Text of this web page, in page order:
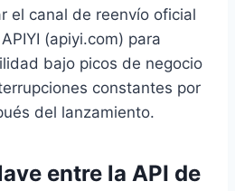
el canal de reenvío oficial
(apiyi.com) para
bajo picos de negocio
constantes por
del lanzamiento.
entre la API de